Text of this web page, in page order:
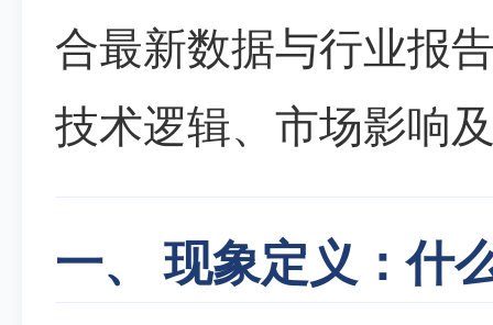
合最新数据与行业报
技术逻辑、市场影响
一、 现象定义：